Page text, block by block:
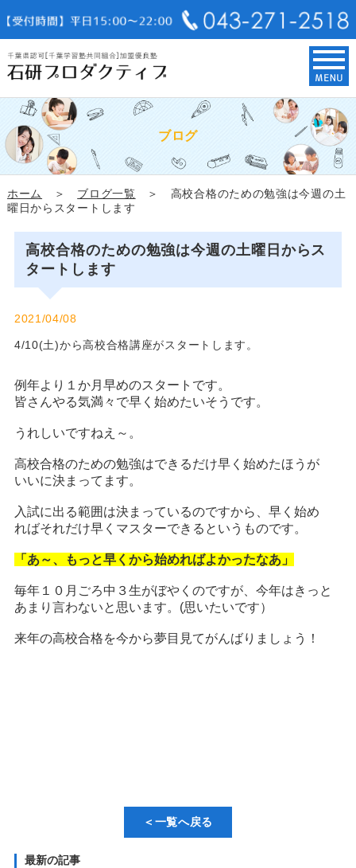
ブログ
ホーム ＞ ブログ一覧 ＞ 高校合格のための勉強は今週の土
曜日からスタートします
高校合格のための勉強は今週の土曜日からス
タートします
2021/04/08
4/10(土)から高校合格講座がスタートします。
例年より１か月早めのスタートです。
皆さんやる気満々で早く始めたいそうです。
うれしいですねえ～。
高校合格のための勉強はできるだけ早く始めたほうが
いいに決まってます。
入試に出る範囲は決まっているのですから、早く始め
ればそれだけ早くマスターできるというものです。
「あ～、もっと早くから始めればよかったなあ」
毎年１０月ごろ中３生がぼやくのですが、今年はきっと
あまり言わないと思います。(思いたいです）
来年の高校合格を今から夢目見てがんばりましょう！
＜一覧へ戻る
最新の記事